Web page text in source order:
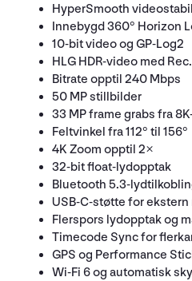
HyperSmooth
Innebygd 360° Horizon
10-bit video og GP-Log2
HLG HDR-video med
Bitrate opptil 240 Mbps
50 MP stillbilder
33 MP frame grabs fra
Feltvinkel fra 112° til 156°
4K Zoom opptil 2×
32-bit float-lydopptak
Bluetooth 5.3-
USB-C-støtte for
Flerspors lydopptak og
Timecode Sync for
GPS og Performance
Wi-Fi 6 og automatisk